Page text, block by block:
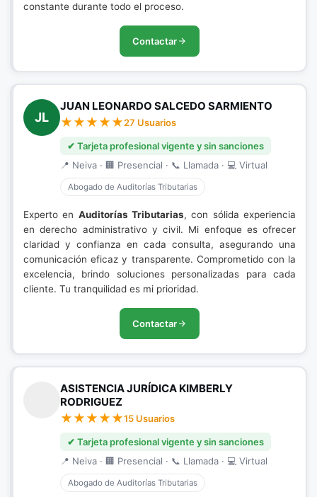
constante durante todo el proceso.
Contactar
JL
JUAN LEONARDO SALCEDO SARMIENTO
27 Usuarios
✔ Tarjeta profesional vigente y sin sanciones
📍 Neiva · 🏢 Presencial · 📞 Llamada · 💻 Virtual
Abogado de Auditorías Tributarias
Experto en Auditorías Tributarias, con sólida experiencia
en derecho administrativo y civil. Mi enfoque es ofrecer
claridad y confianza en cada consulta, asegurando una
comunicación eficaz y transparente. Comprometido con la
excelencia, brindo soluciones personalizadas para cada
cliente. Tu tranquilidad es mi prioridad.
Contactar
ASISTENCIA JURÍDICA KIMBERLY
RODRIGUEZ
15 Usuarios
✔ Tarjeta profesional vigente y sin sanciones
📍 Neiva · 🏢 Presencial · 📞 Llamada · 💻 Virtual
Abogado de Auditorías Tributarias